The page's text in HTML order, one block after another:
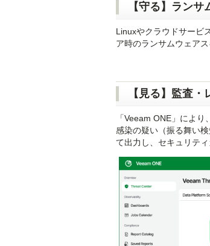
【守る】ラン
Linuxやクラウドサービ
ア時のランサムウェア
【見る】監査
「Veeam ONE」によ
感染の疑い（振る舞い
て出力し、セキュリテ